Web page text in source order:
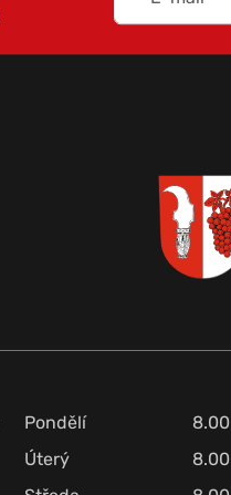
Pondělí
Úterý